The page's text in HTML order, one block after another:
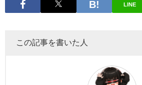
LINE
この記事を書いた人